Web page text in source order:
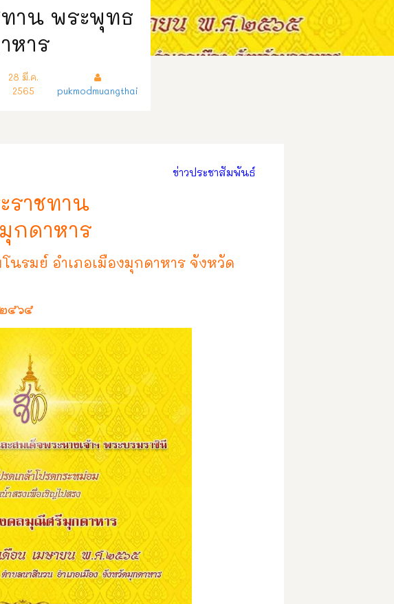
าน พระพุทธ
หาร
28 มี.ค.
2565
pukmodmuangthai
ข่าวประชาสัมพันธ์
ราชทาน
กดาหาร
มย์ อำเภอเมืองมุกดาหาร จังหวัด
๕๖๕